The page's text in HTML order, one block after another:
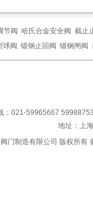
节阀 哈氏合金安全阀 截止
球阀 锻钢止回阀 锻钢闸阀
：021-59965667
地址：上
门制造有限公司 版权所有